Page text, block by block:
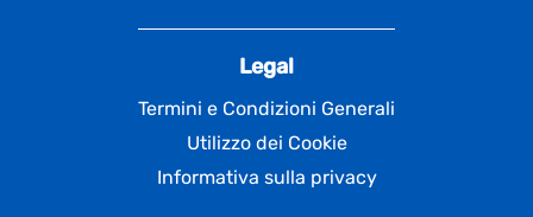
Legal
Termini e Condizioni Generali
Utilizzo dei Cookie
Informativa sulla privacy